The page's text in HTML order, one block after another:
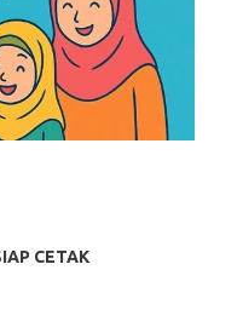
CETAK